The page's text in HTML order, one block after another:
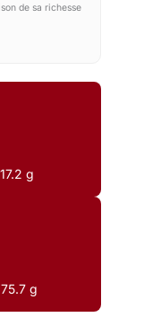
de sa richesse
17.2 g
75.7 g